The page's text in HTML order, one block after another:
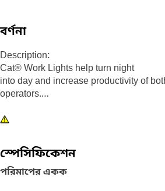
বর্ণনা
Description:
Cat® Work Lights help turn night
into day and increase productivity of
operators.
Attributes:
vibration levels of both large and small
2)Cat Lights are adaptable to other
can be retrofitted to older machines
স্পেসিফিকেশন
পরিমাপের একক